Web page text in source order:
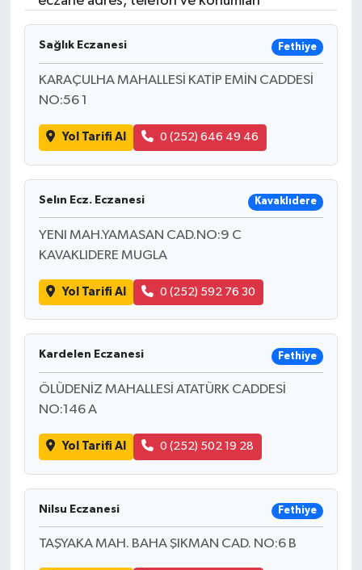
Sağlık Eczanesi Fethiye
KARAÇULHA MAHALLESİ KATİP EMİN CADDESİ
NO:56 1
Yol Tarifi Al 0 (252) 646 49 46
Selın Ecz. Eczanesi Kavaklıdere
YENI MAH.YAMASAN CAD.NO:9 C
KAVAKLIDERE MUGLA
Yol Tarifi Al 0 (252) 592 76 30
Kardelen Eczanesi Fethiye
ÖLÜDENİZ MAHALLESİ ATATÜRK CADDESİ
NO:146 A
Yol Tarifi Al 0 (252) 502 19 28
Nilsu Eczanesi Fethiye
TAŞYAKA MAH. BAHA ŞIKMAN CAD. NO:6 B
Resmi İlanlar